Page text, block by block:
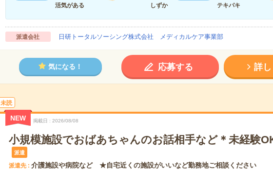
活気がある
しずか
テキパキ
派遣会社 日研トータルソーシング株式会社 メディカルケア事業部
気になる！ 応募する 詳
未読
NEW 掲載日 2026/08/08
小規模施設でおばあちゃんのお話相手など＊未経験
派遣
派遣先 介護施設や病院など ★自宅近くの施設がいいなど勤務地ご相談ください